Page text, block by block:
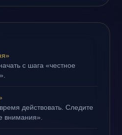
с шага «честное
действовать. Следите
внимания».